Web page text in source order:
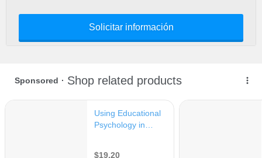
Solicitar información